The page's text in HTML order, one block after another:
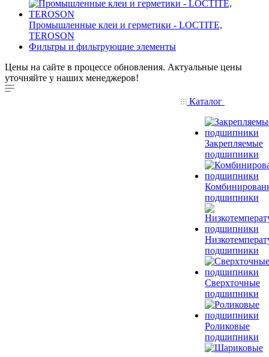
Промышленные клеи и герметики - LOCTITE,
TEROSON
Фильтры и фильтрующие элементы
Цены на сайте в процессе обновления. Актуальные цены
уточняйте у наших менеджеров!
Каталог
Закрепляемые
подшипники
подшипники
подшипники
Сверхточные
подшипники
Роликовые
подшипники